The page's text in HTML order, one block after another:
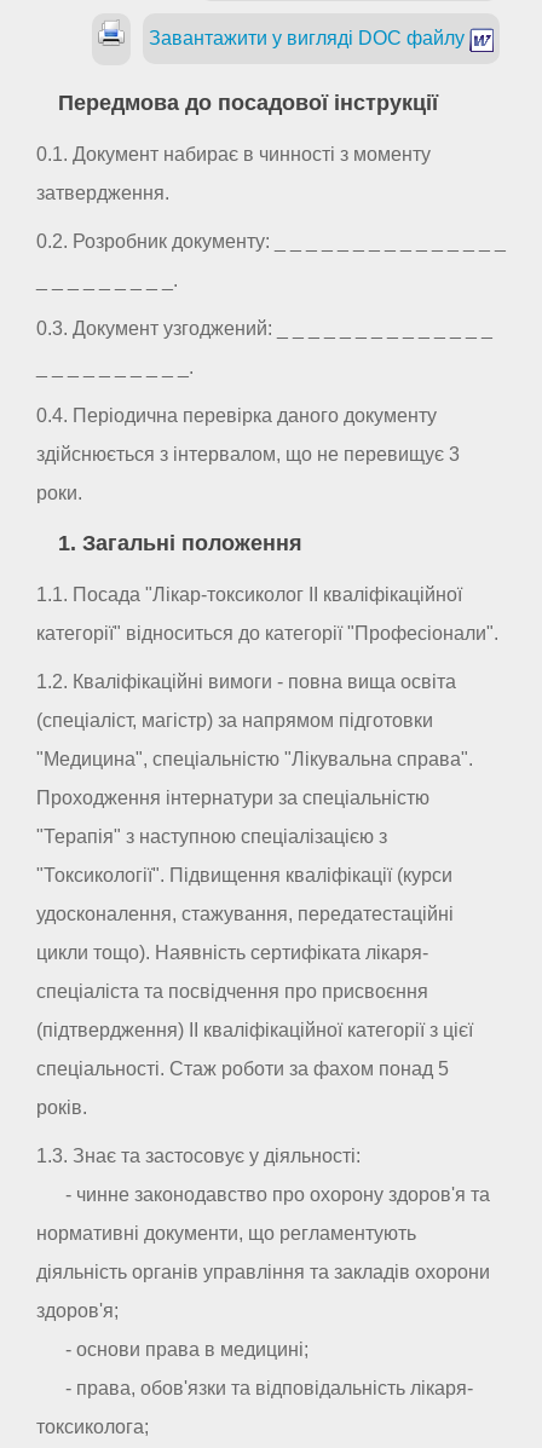
Завантажити у вигляді DOC файлу
Передмова до посадової інструкції
0.1. Документ набирає в чинності з моменту
затвердження.
0.2. Розробник документу: _ _ _ _ _ _ _ _ _ _ _ _ _ _ _
_ _ _ _ _ _ _ _ _.
0.3. Документ узгоджений: _ _ _ _ _ _ _ _ _ _ _ _ _ _
_ _ _ _ _ _ _ _ _ _.
0.4. Періодична перевірка даного документу
здійснюється з інтервалом, що не перевищує 3
роки.
1. Загальні положення
1.1. Посада "Лікар-токсиколог II кваліфікаційної
категорії" відноситься до категорії "Професіонали".
1.2. Кваліфікаційні вимоги - повна вища освіта
(спеціаліст, магістр) за напрямом підготовки
"Медицина", спеціальністю "Лікувальна справа".
Проходження інтернатури за спеціальністю
"Терапія" з наступною спеціалізацією з
"Токсикології". Підвищення кваліфікації (курси
удосконалення, стажування, передатестаційні
цикли тощо). Наявність сертифіката лікаря-
спеціаліста та посвідчення про присвоєння
(підтвердження) II кваліфікаційної категорії з цієї
спеціальності. Стаж роботи за фахом понад 5
років.
1.3. Знає та застосовує у діяльності:
- чинне законодавство про охорону здоров'я та
нормативні документи, що регламентують
діяльність органів управління та закладів охорони
здоров'я;
- основи права в медицині;
- права, обов'язки та відповідальність лікаря-
токсиколога;